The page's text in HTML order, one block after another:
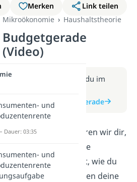
Merken
Link teilen
Mikroökonomie
Haushaltstheorie
Budgetgerade
(Video)
Weitere Infos erhältst du im
zum Beitrag: Budgetgerade
In diesem Video erklären wir dir,
wie eine Budgetgerade
funktioniert. Du lernst, wie du
mit Hilfe dieser Geraden deine
und
Dauer: 03:35
und